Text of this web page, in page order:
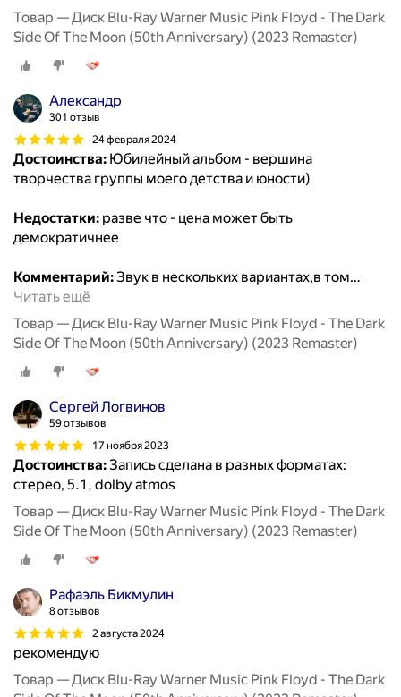
Товар — Диск Blu-Ray Warner Music Pink Floyd - The Dark
Side Of The Moon (50th Anniversary) (2023 Remaster)
Александр
301 отзыв
24 февраля 2024
Достоинства: Юбилейный альбом - вершина
творчества группы моего детства и юности)
Недостатки: разве что - цена может быть
демократичнее
Комментарий:Звук в нескольких вариантах,в том…
Читать ещё
Товар — Диск Blu-Ray Warner Music Pink Floyd - The Dark
Side Of The Moon (50th Anniversary) (2023 Remaster)
Сергей Логвинов
59 отзывов
17 ноября 2023
Достоинства:Запись сделана в разных форматах:
стерео, 5.1, dolby atmos
Товар — Диск Blu-Ray Warner Music Pink Floyd - The Dark
Side Of The Moon (50th Anniversary) (2023 Remaster)
Рафаэль Бикмулин
8 отзывов
2 августа 2024
рекомендую
Товар — Диск Blu-Ray Warner Music Pink Floyd - The Dark